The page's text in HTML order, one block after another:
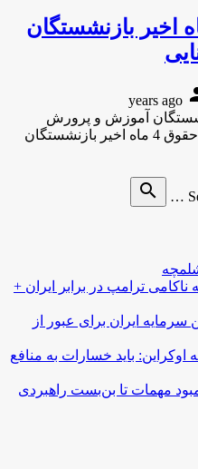
نشدن حقوق 4 ماه اخیر بازنشستگان
اخیر بازنشستگان آموزش و پرورش
استثناییایران استخدام واریز نشدن حقوق 4 ماه اخیر بازنشستگان
search
ترامپ در برابر ایران +
ایران برای عبور از
باید خسارات به منافع
مهمات تا بن‌بست راهبردی